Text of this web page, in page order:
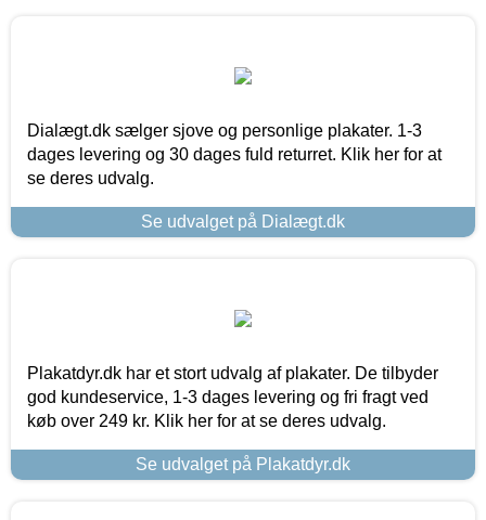
Dialægt.dk sælger sjove og personlige plakater. 1-3
dages levering og 30 dages fuld returret. Klik her for at
se deres udvalg.
Se udvalget på Dialægt.dk
Plakatdyr.dk har et stort udvalg af plakater. De tilbyder
god kundeservice, 1-3 dages levering og fri fragt ved
køb over 249 kr. Klik her for at se deres udvalg.
Se udvalget på Plakatdyr.dk